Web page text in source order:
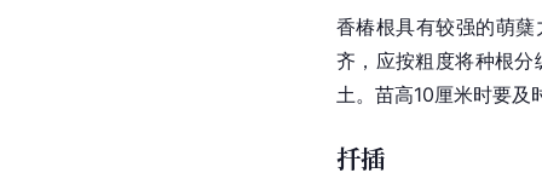
香椿根具有较强的萌
齐，应按粗度将种根
土。苗高10厘米时要及
扦插